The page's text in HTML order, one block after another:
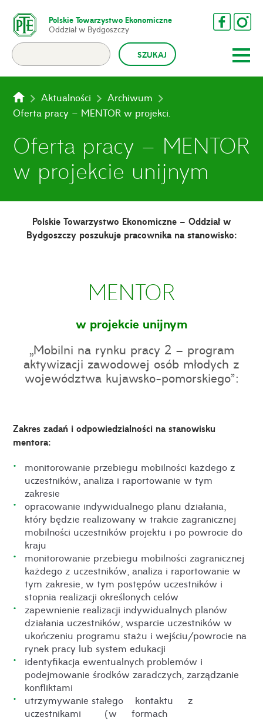
Polskie Towarzystwo Ekonomiczne
Oddział w Bydgoszczy
Aktualności
Archiwum
Oferta pracy – MENTOR w projekcie unijnym
Oferta pracy – MENTOR
w projekcie unijnym
Polskie Towarzystwo Ekonomiczne – Oddział w
Bydgoszczy poszukuje pracownika na stanowisko:
MENTOR
w projekcie unijnym
„Mobilni na rynku pracy 2 – program
aktywizacji zawodowej osób młodych z
województwa kujawsko-pomorskiego”:
Zakres zadań i odpowiedzialności na stanowisku
mentora:
monitorowanie przebiegu mobilności każdego z
uczestników, analiza i raportowanie w tym
zakresie
opracowanie indywidualnego planu działania,
który będzie realizowany w trakcie zagranicznej
mobilności uczestników projektu i po powrocie do
kraju
monitorowanie przebiegu mobilności zagranicznej
każdego z uczestników, analiza i raportowanie w
tym zakresie, w tym postępów uczestników i
stopnia realizacji określonych celów
zapewnienie realizacji indywidualnych planów
działania uczestników, wsparcie uczestników w
ukończeniu programu stażu i wejściu/powrocie na
rynek pracy lub system edukacji
identyfikacja ewentualnych problemów i
podejmowanie środków zaradczych, zarządzanie
konfliktami
utrzymywanie stałego kontaktu z
uczestnikami (w formach